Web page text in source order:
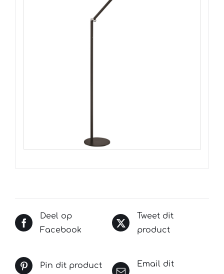
Deel op
Facebook
Tweet dit
product
Pin dit product
Email dit